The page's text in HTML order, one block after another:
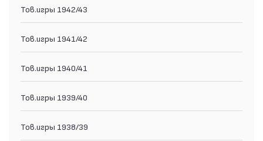
Тов.игры 1942/43
Тов.игры 1941/42
Тов.игры 1940/41
Тов.игры 1939/40
Тов.игры 1938/39